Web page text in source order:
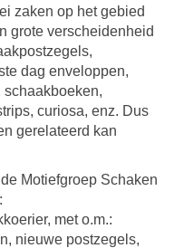
zaken op het gebied
grote verscheidenheid
dag enveloppen,
schaakboeken,
curiosa, enz. Dus
gerelateerd kan
Motiefgroep Schaken
met o.m.:
nieuwe postzegels,